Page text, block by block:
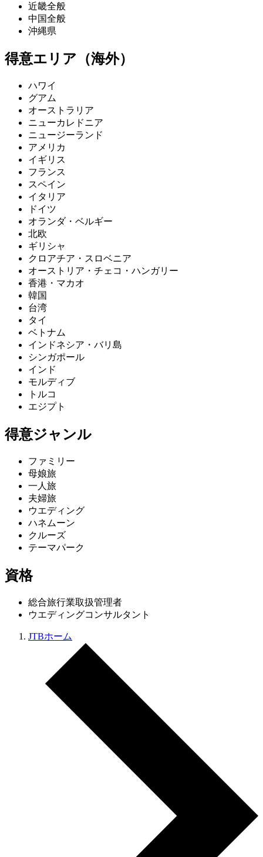
近畿全般
中国全般
沖縄県
得意エリア（海外）
ハワイ
グアム
オーストラリア
ニューカレドニア
ニュージーランド
アメリカ
イギリス
フランス
スペイン
イタリア
ドイツ
オランダ・ベルギー
北欧
ギリシャ
クロアチア・スロベニア
オーストリア・チェコ・ハンガリー
香港・マカオ
韓国
台湾
タイ
ベトナム
インドネシア・バリ島
シンガポール
インド
モルディブ
トルコ
エジプト
得意ジャンル
ファミリー
母娘旅
一人旅
夫婦旅
ウエディング
ハネムーン
クルーズ
テーマパーク
資格
総合旅行業取扱管理者
ウエディングコンサルタント
JTBホーム